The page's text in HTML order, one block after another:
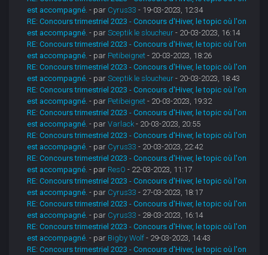
est accompagné. - par Cyrus33 - 19-03-2023, 12:34
RE: Concours trimestriel 2023 - Concours d'Hiver, le topic où l'on
est accompagné. - parSceptik le sloucheur - 20-03-2023, 16:14
RE: Concours trimestriel 2023 - Concours d'Hiver, le topic où l'on
est accompagné. - par Petibeignet - 20-03-2023, 18:26
RE: Concours trimestriel 2023 - Concours d'Hiver, le topic où l'on
est accompagné. - parSceptik le sloucheur - 20-03-2023, 18:43
RE: Concours trimestriel 2023 - Concours d'Hiver, le topic où l'on
est accompagné. - par Petibeignet - 20-03-2023, 19:32
RE: Concours trimestriel 2023 - Concours d'Hiver, le topic où l'on
est accompagné. - parVarlack - 20-03-2023, 20:55
RE: Concours trimestriel 2023 - Concours d'Hiver, le topic où l'on
est accompagné. - par Cyrus33 - 20-03-2023, 22:42
RE: Concours trimestriel 2023 - Concours d'Hiver, le topic où l'on
est accompagné. - par ResO - 22-03-2023, 11:17
RE: Concours trimestriel 2023 - Concours d'Hiver, le topic où l'on
est accompagné. - par Cyrus33 - 27-03-2023, 18:17
RE: Concours trimestriel 2023 - Concours d'Hiver, le topic où l'on
est accompagné. - par Cyrus33 - 28-03-2023, 16:14
RE: Concours trimestriel 2023 - Concours d'Hiver, le topic où l'on
est accompagné. - par Bigby Wolf - 29-03-2023, 14:43
RE: Concours trimestriel 2023 - Concours d'Hiver, le topic où l'on